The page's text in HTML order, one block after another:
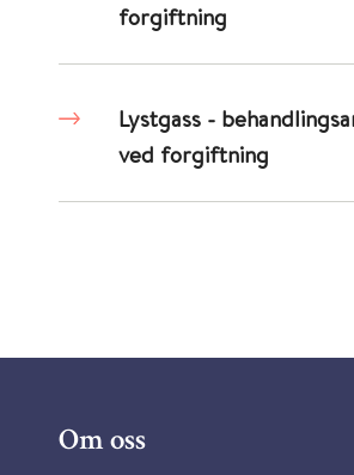
forgiftning
Lystgass -
ved forgiftning
Om oss